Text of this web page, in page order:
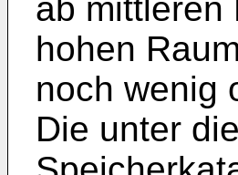
ab mittleren
hohen
noch wenig
Die unter